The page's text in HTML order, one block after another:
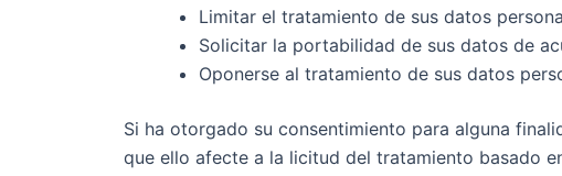
Limitar el tratamiento de sus datos
Solicitar la portabilidad de sus datos de
Oponerse al tratamiento de sus datos
Si ha otorgado su consentimiento para alguna
que ello afecte a la licitud del tratamiento basado